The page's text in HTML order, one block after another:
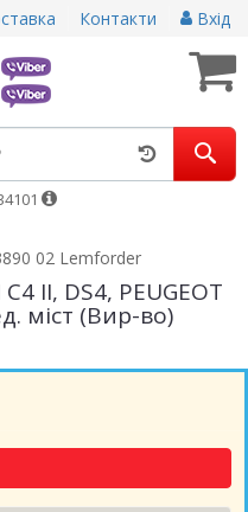
Контакти Вхід
02 Lemforder
II, DS4, PEUGEOT
міст (Вир-во)